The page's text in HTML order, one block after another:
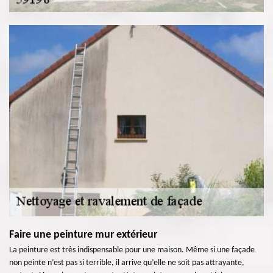
Faire une peinture mur extérieur
La peinture est très indispensable pour une maison. Même si une façade
non peinte n’est pas si terrible, il arrive qu’elle ne soit pas attrayante,